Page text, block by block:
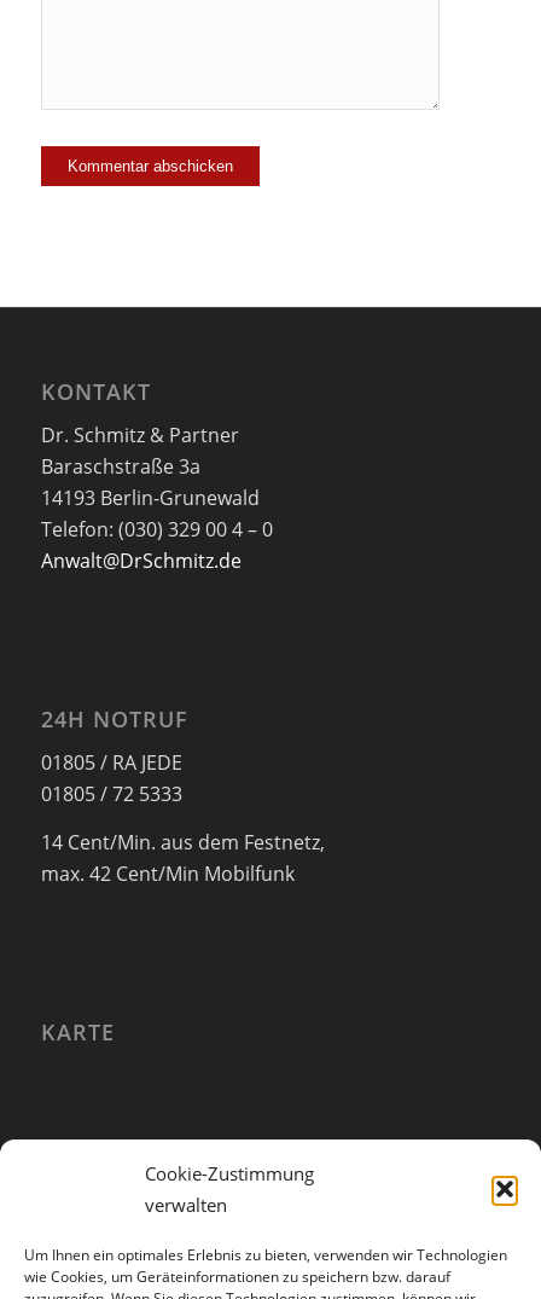
Cookie-Zustimmung
verwalten
Um Ihnen ein optimales Erlebnis zu bieten, verwenden wir Technologien
wie Cookies, um Geräteinformationen zu speichern bzw. darauf
KONTAKT
Dr. Schmitz & Partner
Baraschstraße 3a
14193 Berlin-Grunewald
Telefon: (030) 329 00 4 – 0
Anwalt@DrSchmitz.de
24H NOTRUF
01805 / RA JEDE
01805 / 72 5333
14 Cent/Min. aus dem Festnetz,
max. 42 Cent/Min Mobilfunk
KARTE